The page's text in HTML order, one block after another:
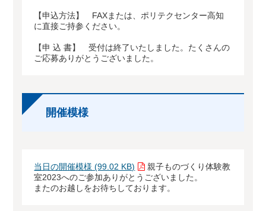
【申込方法】 FAXまたは、ポリテクセンター高知
に直接ご持参ください。
【申 込 書】 受付は終了いたしました。たくさんの
ご応募ありがとうございました。
開催模様
当日の開催模様 (99.02 KB)
親子ものづくり体験教
室2023へのご参加ありがとうございました。
またのお越しをお待ちしております。